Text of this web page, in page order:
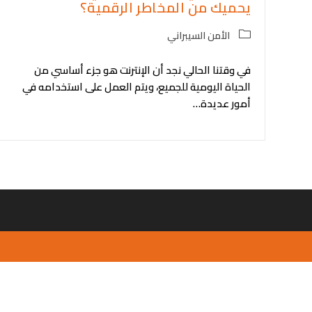
يحميك من المخاطر الرقمية؟
Post الأمن السيبراني
في وقتنا الحالي نجد أن الإنترنت هو جزء أساسي من
الحياة اليومية للجميع، ويتم العمل على استخدامه في
أمور عديدة…